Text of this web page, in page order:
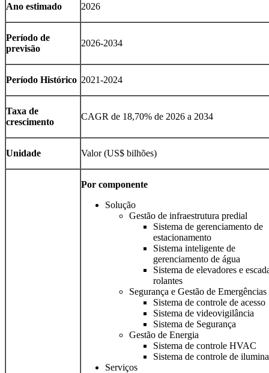
Ano estimado 2026
Período de
previsão
2026-2034
Período Histórico 2021-2024
Taxa de
crescimento
CAGR de 18,70% de 2026 a 2034
Unidade Valor (US$ bilhões)
Por componente
Solução
Gestão de infraestrutura predial
Sistema de gerenciamento de
estacionamento
Sistema inteligente de
gerenciamento de água
Sistema de elevadores e
rolantes
Segurança e Gestão de Emergências
Sistema de controle de acesso
Sistema de videovigilância
Sistema de Segurança
Gestão de Energia
Sistema de controle HVAC
Sistema de controle de
Serviços